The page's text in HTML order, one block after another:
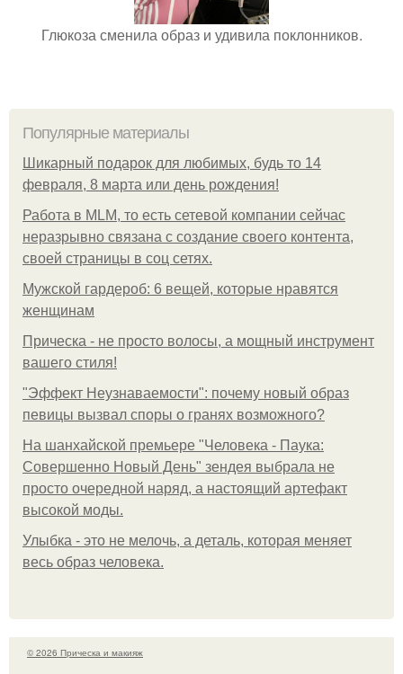
Глюкоза сменила образ и удивила поклонников.
Популярные материалы
Шикарный подарок для любимых, будь то 14
февраля, 8 марта или день рождения!
Работа в MLM, то есть сетевой компании сейчас
неразрывно связана с создание своего контента,
своей страницы в соц сетях.
Мужской гардероб: 6 вещей, которые нравятся
женщинам
Прическа - не просто волосы, а мощный инструмент
вашего стиля!
"Эффект Неузнаваемости": почему новый образ
певицы вызвал споры о гранях возможного?
На шанхайской премьере "Человека - Паука:
Совершенно Новый День" зендея выбрала не
просто очередной наряд, а настоящий артефакт
высокой моды.
Улыбка - это не мелочь, а деталь, которая меняет
весь образ человека.
© 2026 Прическа и макияж